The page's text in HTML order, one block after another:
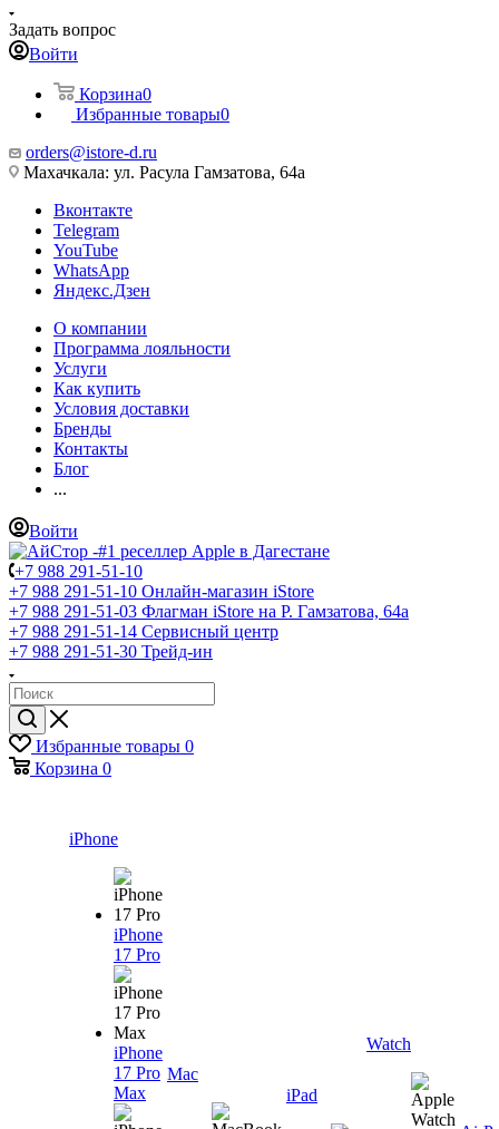
Задать вопрос
Войти
Корзина0
Избранные товары0
orders@istore-d.ru
Махачкала: ул. Расула Гамзатова, 64а
Вконтакте
Telegram
YouTube
WhatsApp
Яндекс.Дзен
О компании
Программа лояльности
Услуги
Как купить
Условия доставки
Бренды
Контакты
Блог
...
Войти
+7 988 291-51-10
+7 988 291-51-10 Онлайн-магазин iStore
+7 988 291-51-03 Флагман iStore на Р. Гамзатова, 64а
+7 988 291-51-14 Сервисный центр
+7 988 291-51-30 Трейд-ин
Избранные товары 0
Корзина 0
iPhone
iPhone
17 Pro
iPhone
17 Pro
Max
Mac
iPad
Watch